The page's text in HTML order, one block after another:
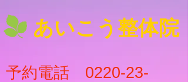
あいこう整体院
予約電話 0220-23-